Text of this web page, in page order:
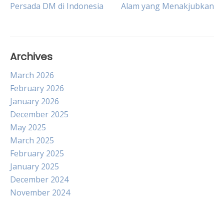
navigation
Persada DM di Indonesia
Alam yang Menakjubkan
Archives
March 2026
February 2026
January 2026
December 2025
May 2025
March 2025
February 2025
January 2025
December 2024
November 2024